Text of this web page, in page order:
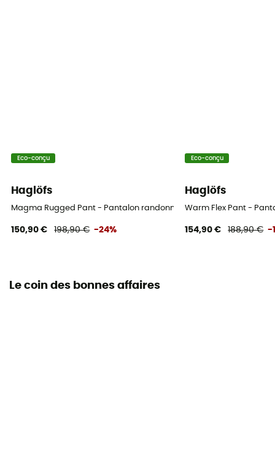
Eco-conçu
Haglöfs
Magma Rugged Pant - Pantalon randonnée homme
150,90 € 198,90 € -24%
Eco-conçu
Haglöfs
Warm Flex Pant -
154,90 € 188,90 € -
Le coin des bonnes affaires